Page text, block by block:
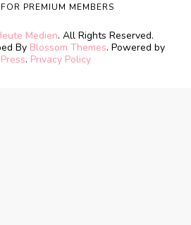
Medien. All Rights Reserved.
By Blossom Themes. Powered by
. Privacy Policy
PREMIUM MEMBERS